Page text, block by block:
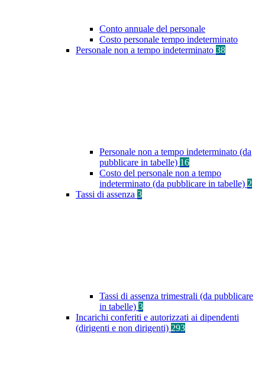
Conto annuale del personale
Costo personale tempo indeterminato
Personale non a tempo indeterminato 38
Personale non a tempo indeterminato (da
pubblicare in tabelle) 16
Costo del personale non a tempo
indeterminato (da pubblicare in tabelle) 2
Tassi di assenza 3
Tassi di assenza trimestrali (da pubblicare
in tabelle) 3
Incarichi conferiti e autorizzati ai dipendenti
(dirigenti e non dirigenti) 293